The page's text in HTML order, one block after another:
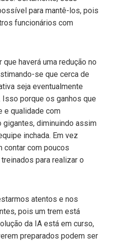
para mantê-los, pois
funcionários com
haverá uma redução no
se que cerca de
seja eventualmente
porque os ganhos que
e qualidade com
diminuindo assim
inchada. Em vez
contar com poucos
para realizar o
atentos e nos
pois um trem está
da IA está em curso,
preparados podem ser